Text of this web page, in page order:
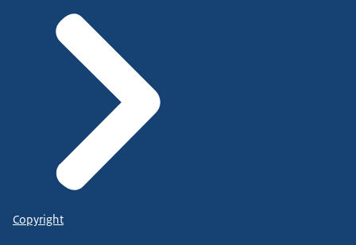
Copyright